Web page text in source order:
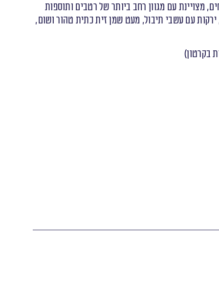
מצויינת עם מגוון רחב ביותר של רטבים ותוספות
ירקות עם עשבי תיבול, מעט שמן זית כתית טהור ושום,